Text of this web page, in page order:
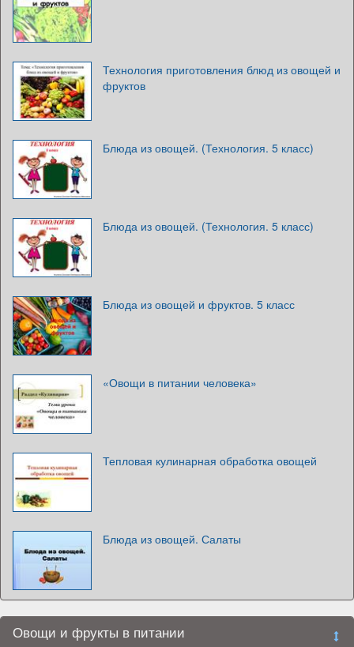
Технология приготовления блюд из овощей и
фруктов
Блюда из овощей. (Технология. 5 класс)
Блюда из овощей. (Технология. 5 класс)
Блюда из овощей и фруктов. 5 класс
«Овощи в питании человека»
Тепловая кулинарная обработка овощей
Блюда из овощей. Салаты
Овощи и фрукты в питании